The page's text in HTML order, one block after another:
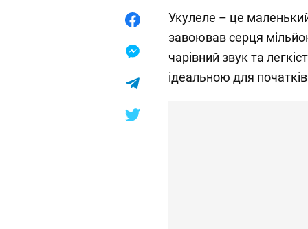
Укулеле – це
завоював серця
чарівний звук та
ідеальною для